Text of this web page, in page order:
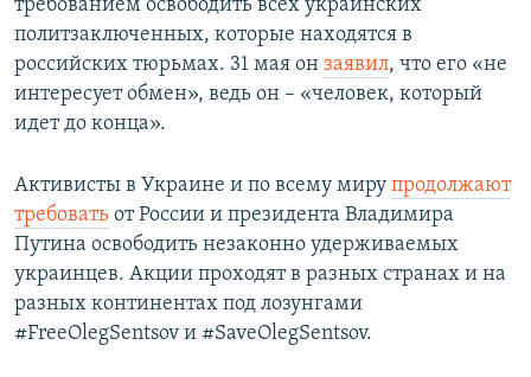
требованием освободить всех украинских
политзаключенных, которые находятся в
российских тюрьмах. 31 мая он заявил, что его «не
интересует обмен», ведь он ​– «человек, который
идет до конца».
Активисты в Украине и по всему миру продолжают
требовать от России и президента Владимира
Путина освободить незаконно удерживаемых
украинцев. Акции проходят в разных странах и на
разных континентах под лозунгами​
#FreeOlegSentsov и #SaveOlegSentsov.